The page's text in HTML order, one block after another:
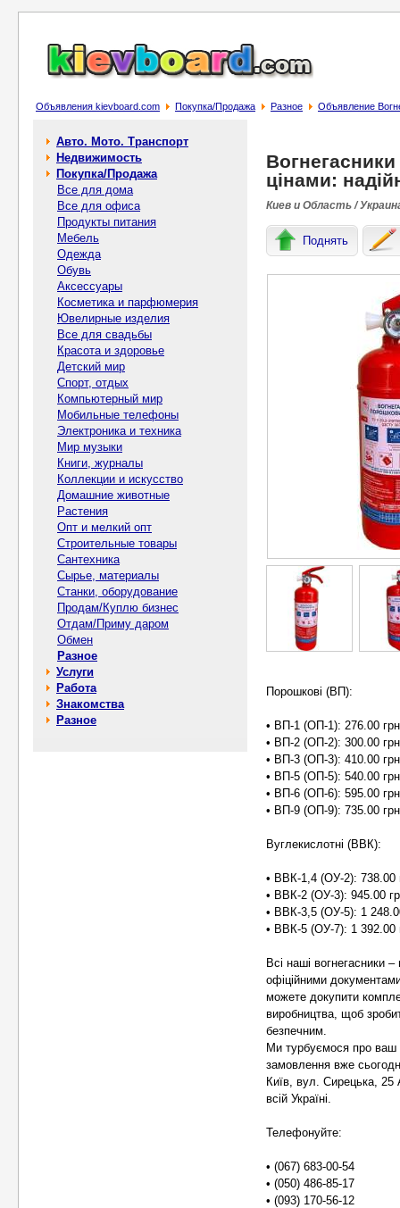
Объявления kievboard.com Покупка/Продажа Разное Объявление
Авто. Мото. Транспорт
Недвижимость
Покупка/Продажа
Все для дома
Все для офиса
Продукты питания
Мебель
Одежда
Обувь
Аксессуары
Косметика и парфюмерия
Ювелирные изделия
Все для свадьбы
Красота и здоровье
Детский мир
Спорт, отдых
Компьютерный мир
Мобильные телефоны
Электроника и техника
Мир музыки
Книги, журналы
Коллекции и искусство
Домашние животные
Растения
Опт и мелкий опт
Строительные товары
Сантехника
Сырье, материалы
Станки, оборудование
Продам/Куплю бизнес
Отдам/Приму даром
Обмен
Разное
Услуги
Работа
Знакомства
Разное
цінами:
Киев и Область /
Поднять
Порошкові (ВП):
• ВП-1 (ОП-1): 276.00 грн
• ВП-2 (ОП-2): 300.00 грн
• ВП-3 (ОП-3): 410.00 грн
• ВП-5 (ОП-5): 540.00 грн
• ВП-6 (ОП-6): 595.00 грн
• ВП-9 (ОП-9): 735.00 грн
Вуглекислотні (ВВК):
• ВВК-1,4 (ОУ-2): 738.00
• ВВК-2 (ОУ-3): 945.00
• ВВК-3,5 (ОУ-5): 1
• ВВК-5 (ОУ-7): 1 392.00
Всі наші вогнегасники
офіційними
можете докупити
виробництва, щоб
безпечним.
Ми турбуємося про ваш
замовлення вже
Київ, вул. Сирецька,
всій Україні.
Телефонуйте:
• (067) 683-00-54
• (050) 486-85-17
• (093) 170-56-12